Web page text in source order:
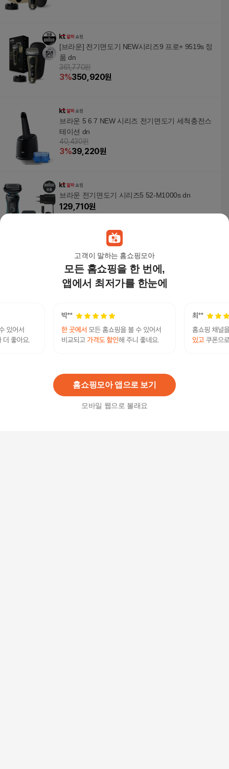
고객이 말하는 홈쇼핑모아
모든 홈쇼핑을 한 번에,
앱에서 최저가를 한눈에
홈쇼핑모아 앱으로 보기
모바일 웹으로 볼래요
[브라운] 전기면도기 NEW시리즈9 프로+ 9519s 정
품 dn
361,770원
3%350,920원
브라운 5 6 7 NEW 시리즈 전기면도기 세척충전스
테이션 dn
40,430원
3%39,220원
브라운 전기면도기 시리즈5 52-M1000s dn
129,710원
브라운 BRAUN 전기면도기 전용 3in1 클린 앤 리뉴
CCR5+1 세정액 6개
42,900원
[BRAUN] 브라운 전기면도기 시리즈9 PRO PLUS